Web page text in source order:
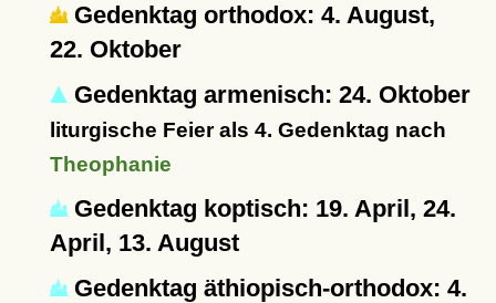
Gedenktag orthodox: 4. August,
22. Oktober
Gedenktag armenisch: 24. Oktober
liturgische Feier als 4. Gedenktag nach
Theophanie
Gedenktag koptisch: 19. April, 24.
April, 13. August
Gedenktag äthiopisch-orthodox: 4.